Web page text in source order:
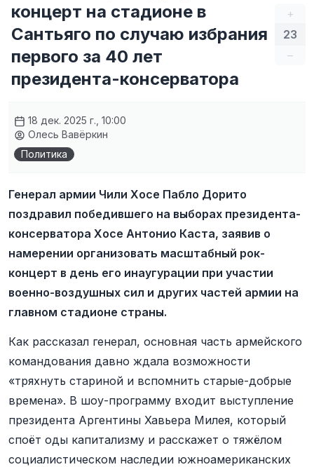
+
23
–
концерт на стадионе в
Сантьяго по случаю избрания
первого за 40 лет
президента-консерватора
18 дек. 2025 г., 10:00
Олесь Вавёркин
Политика
Генерал армии Чили Хосе Пабло Дорито
поздравил победившего на выборах президента-
консерватора Хосе Антонио Каста, заявив о
намерении организовать масштабный рок-
концерт в день его инаугурации при участии
военно-воздушных сил и других частей армии на
главном стадионе страны.
Как рассказал генерал, основная часть армейского
командования давно ждала возможности
«тряхнуть стариной и вспомнить старые-добрые
времена». В шоу-программу входит выступление
президента Аргентины Хавьера Милея, который
споёт оды капитализму и расскажет о тяжёлом
социалистическом наследии южноамериканских